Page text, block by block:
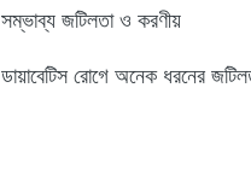
সম্ভাব্য জটিলতা ও করণীয়
ডায়াবেটিস রোগে অনেক ধরনের